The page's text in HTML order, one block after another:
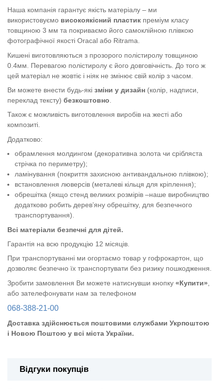
Наша компанія гарантує якість матеріалу – ми
використовуємо високоякісний пластик преміум класу
товщиною 3 мм та покриваємо його самоклійною плівкою
фотографічної якості Oracal або Ritrama.
Кишені виготовляються з прозорого полістиролу товщиною
0.4мм. Перевагою полістиролу є його довговічність. До того ж
цей матеріал не жовтіє і ніяк не змінює свій колір з часом.
Ви можете внести будь-які зміни у дизайн (колір, надписи,
переклад тексту) безкоштовно
Також є можливість виготовлення виробів на жесті або
композиті.
Додатково:
обрамлення молдингом (декоративна золота чи срібляста
стрічка по периметру);
ламінування (покриття захисною антивандальною плівкою);
встановлення люверсів (металеві кільця для кріплення);
обрешітка (якщо стенд великих розмірів –наше виробництво
додатково робить дерев’яну обрешітку, для безпечного
транспортування).
Всі матеріали безпечні для дітей.
Гарантія на всю продукцію 12 місяців.
При транспортуванні ми огортаємо товар у гофрокартон, що
дозволяє безпечно їх транспортувати без ризику пошкодження.
Зробити замовлення Ви можете натиснувши кнопку «Купити»
або зателефонувати нам за телефоном
068-388-21-00
Доставка здійснюється поштовими службами Укрпоштою
і Новою Поштою у всі міста України.
Відгуки покупців